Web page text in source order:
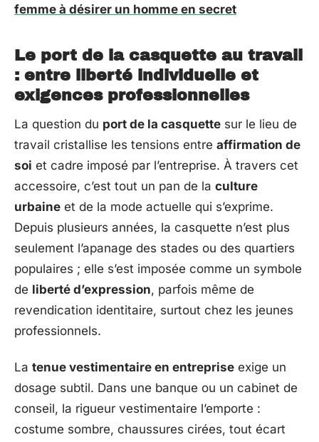
femme à désirer un homme en secret
Le port de la casquette au travail
: entre liberté individuelle et
exigences professionnelles
La question du port de la casquette sur le lieu de
travail cristallise les tensions entre affirmation de
soi et cadre imposé par l’entreprise. À travers cet
accessoire, c’est tout un pan de la culture
urbaine et de la mode actuelle qui s’exprime.
Depuis plusieurs années, la casquette n’est plus
seulement l’apanage des stades ou des quartiers
populaires ; elle s’est imposée comme un symbole
de liberté d’expression, parfois même de
revendication identitaire, surtout chez les jeunes
professionnels.
La tenue vestimentaire en entreprise exige un
dosage subtil. Dans une banque ou un cabinet de
conseil, la rigueur vestimentaire l’emporte :
costume sombre, chaussures cirées, tout écart